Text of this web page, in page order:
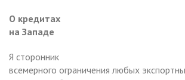
О кредитах
на Западе
Я сторонник
всемерного ограничения любых